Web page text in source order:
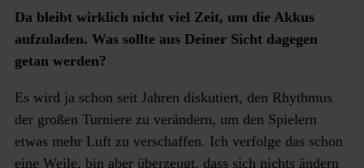
Da bleibt wirklich nicht viel Zeit, um die Akkus
aufzuladen. Was sollte aus Deiner Sicht dagegen
getan werden?
Es wird ja schon seit Jahren diskutiert, den Rhythmus
der großen Turniere zu verändern, um den Spielern
etwas mehr Luft zu verschaffen. Ich verfolge das schon
eine Weile, bin aber überzeugt, dass sich nichts ändern